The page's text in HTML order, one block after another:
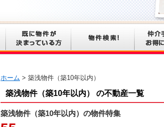
ホーム > 築浅物件（築10年以内）
築浅物件（築10年以内） の不動産一覧
築浅物件（築10年以内）の物件特集